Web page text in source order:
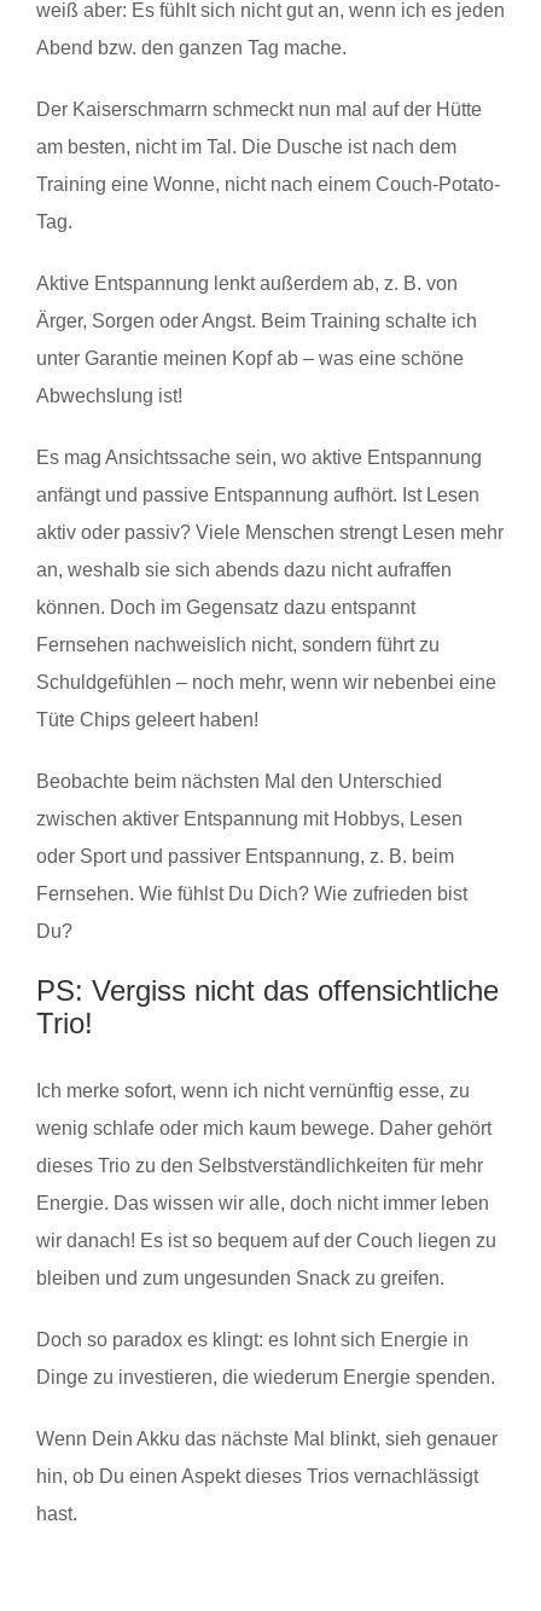
weiß aber: Es fühlt sich nicht gut an, wenn ich es jeden
Abend bzw. den ganzen Tag mache.
Der Kaiserschmarrn schmeckt nun mal auf der Hütte
am besten, nicht im Tal. Die Dusche ist nach dem
Training eine Wonne, nicht nach einem Couch-Potato-
Tag.
Aktive Entspannung lenkt außerdem ab, z. B. von
Ärger, Sorgen oder Angst. Beim Training schalte ich
unter Garantie meinen Kopf ab – was eine schöne
Abwechslung ist!
Es mag Ansichtssache sein, wo aktive Entspannung
anfängt und passive Entspannung aufhört. Ist Lesen
aktiv oder passiv? Viele Menschen strengt Lesen mehr
an, weshalb sie sich abends dazu nicht aufraffen
können. Doch im Gegensatz dazu entspannt
Fernsehen nachweislich nicht, sondern führt zu
Schuldgefühlen – noch mehr, wenn wir nebenbei eine
Tüte Chips geleert haben!
Beobachte beim nächsten Mal den Unterschied
zwischen aktiver Entspannung mit Hobbys, Lesen
oder Sport und passiver Entspannung, z. B. beim
Fernsehen. Wie fühlst Du Dich? Wie zufrieden bist
Du?
PS: Vergiss nicht das offensichtliche
Trio!
Ich merke sofort, wenn ich nicht vernünftig esse, zu
wenig schlafe oder mich kaum bewege. Daher gehört
dieses Trio zu den Selbstverständlichkeiten für mehr
Energie. Das wissen wir alle, doch nicht immer leben
wir danach! Es ist so bequem auf der Couch liegen zu
bleiben und zum ungesunden Snack zu greifen.
Doch so paradox es klingt: es lohnt sich Energie in
Dinge zu investieren, die wiederum Energie spenden.
Wenn Dein Akku das nächste Mal blinkt, sieh genauer
hin, ob Du einen Aspekt dieses Trios vernachlässigt
hast.